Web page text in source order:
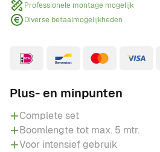
Professionele montage mogelijk
Diverse betaalmogelijkheden
Plus- en minpunten
Complete set
Boomlengte tot max. 5 mtr.
Voor intensief gebruik